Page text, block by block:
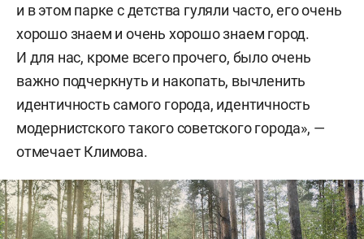
и в этом парке с детства гуляли часто, его очень
хорошо знаем и очень хорошо знаем город.
И для нас, кроме всего прочего, было очень
важно подчеркнуть и накопать, вычленить
идентичность самого города, идентичность
модернистского такого советского города», —
отмечает Климова.